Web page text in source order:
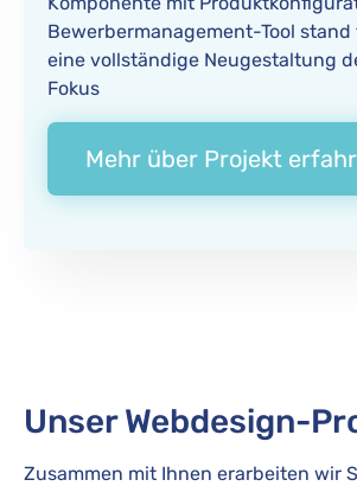
Bewerbermanagement-Tool
eine vollständige Neugestaltung
Fokus
Mehr über Projekt
Website bobo.de.
Mehr über Projekt
Unser Webdesign-
Zusammen mit Ihnen erarbeiten wir